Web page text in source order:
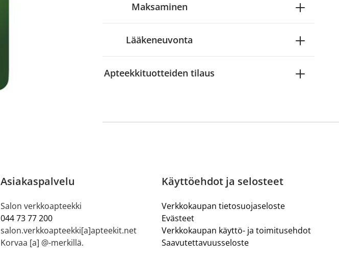
Maksaminen
Lääkeneuvonta
Apteekkituotteiden tilaus
Asiakaspalvelu
Salon verkkoapteekki
044 73 77 200
salon.verkkoapteekki[a]apteekit.net
Korvaa [a] @-merkillä.
Käyttöehdot ja selosteet
Verkkokaupan tietosuojaseloste
Evästeet
Verkkokaupan käyttö- ja toimitusehdot
Saavutettavuusseloste